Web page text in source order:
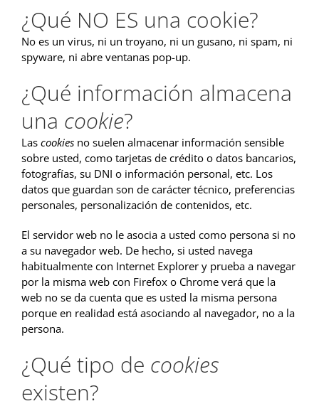
¿Qué NO ES una cookie?
No es un virus, ni un troyano, ni un gusano, ni spam, ni
spyware, ni abre ventanas pop-up.
¿Qué información almacena
una cookie?
Las cookies no suelen almacenar información sensible
sobre usted, como tarjetas de crédito o datos bancarios,
fotografías, su DNI o información personal, etc. Los
datos que guardan son de carácter técnico, preferencias
personales, personalización de contenidos, etc.
El servidor web no le asocia a usted como persona si no
a su navegador web. De hecho, si usted navega
habitualmente con Internet Explorer y prueba a navegar
por la misma web con Firefox o Chrome verá que la
web no se da cuenta que es usted la misma persona
porque en realidad está asociando al navegador, no a la
persona.
¿Qué tipo de cookies
existen?